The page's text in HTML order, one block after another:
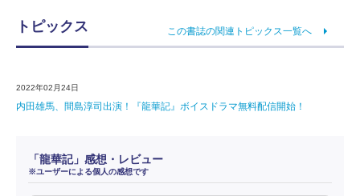
トピックス この書誌の関連トピックス一覧へ
2022年02月24日
内田雄馬、間島淳司出演！『龍華記』ボイスドラマ無料配信開始！
「龍華記」感想・レビュー
※ユーザーによる個人の感想です